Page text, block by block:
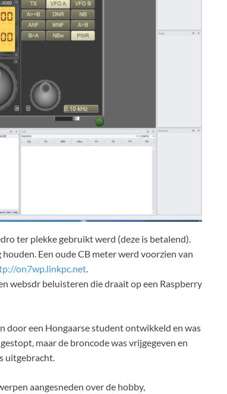
ter plekke gebruikt werd (deze is betalend).
Een oude CB meter werd voorzien van
on7wp.linkpc.net
websdr beluisteren die draait op een Raspberry
door een Hongaarse student ontwikkeld en was
maar de broncode was vrijgegeven en
uitgebracht.
aangesneden over de hobby,